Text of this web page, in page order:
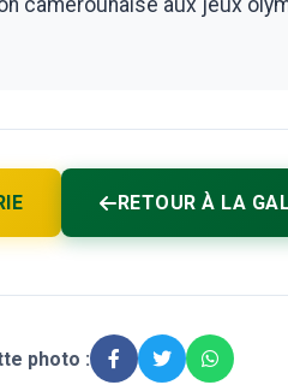
aux jeux
RETOUR À LA
photo :